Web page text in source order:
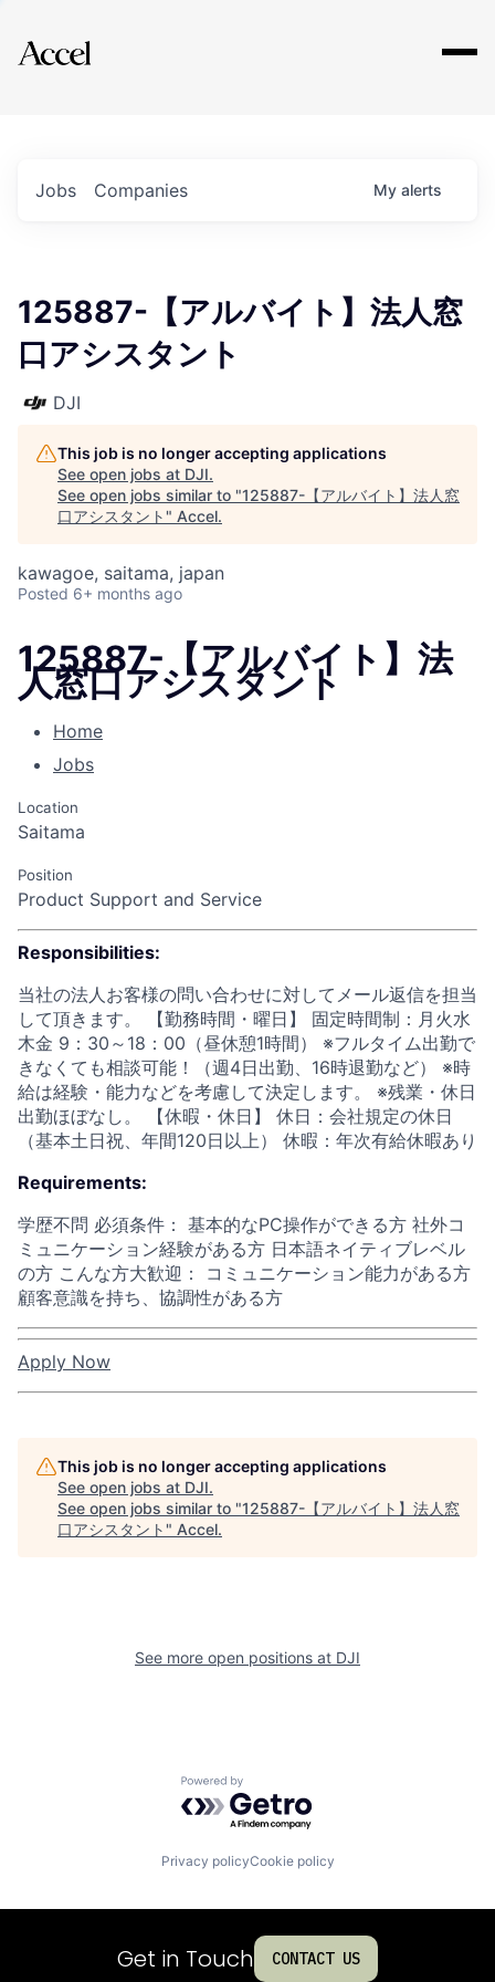
Explore
Jobs Companies My alerts
125887-【アルバイト】法人窓
口アシスタント
DJI
This job is no longer accepting applications
See open jobs at DJI.
See open jobs similar to "125887-【アルバイト】法人窓
口アシスタント " Accel.
kawagoe, saitama, japan
Posted 6+ months ago
125887-【アルバイト】法
人窓口アシスタント
Home
Jobs
Location
Saitama
Position
Product Support and Service
Responsibilities:
当社の法人お客様の問い合わせに対してメール返信を担当
して頂きます。 【勤務時間・曜日】 固定時間制：月火水
木金 9：30～18：00（昼休憩1時間） ※フルタイム出勤で
きなくても相談可能！（週4日出勤、16時退勤など） ※時
給は経験・能力などを考慮して決定します。 ※残業・休日
出勤ほぼなし。 【休暇・休日】 休日：会社規定の休日
（基本土日祝、年間120日以上） 休暇：年次有給休暇あり
Requirements:
学歴不問 必須条件： 基本的なPC操作ができる方 社外コ
ミュニケーション経験がある方 日本語ネイティブレベル
の方 こんな方大歓迎： コミュニケーション能力がある方
顧客意識を持ち、協調性がある方
Apply Now
This job is no longer accepting applications
See open jobs at DJI.
See open jobs similar to "125887-【アルバイト】法人窓
口アシスタント " Accel.
See more open positions at DJI
Powered by Getro.com
Privacy policyCookie policy
Get in Touch CONTACT US